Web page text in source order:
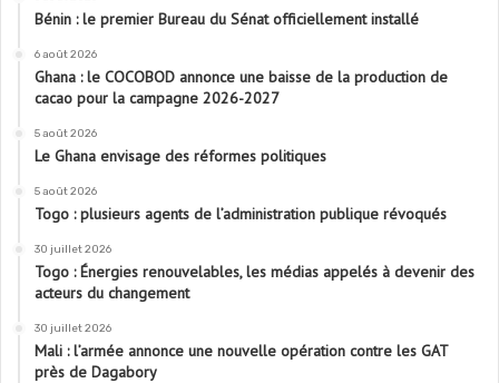
Bénin : le premier Bureau du Sénat officiellement installé
6 août 2026
Ghana : le COCOBOD annonce une baisse de la production de
cacao pour la campagne 2026-2027
5 août 2026
Le Ghana envisage des réformes politiques
5 août 2026
Togo : plusieurs agents de l’administration publique révoqués
30 juillet 2026
Togo : Énergies renouvelables, les médias appelés à devenir des
acteurs du changement
30 juillet 2026
Mali : l’armée annonce une nouvelle opération contre les GAT
près de Dagabory